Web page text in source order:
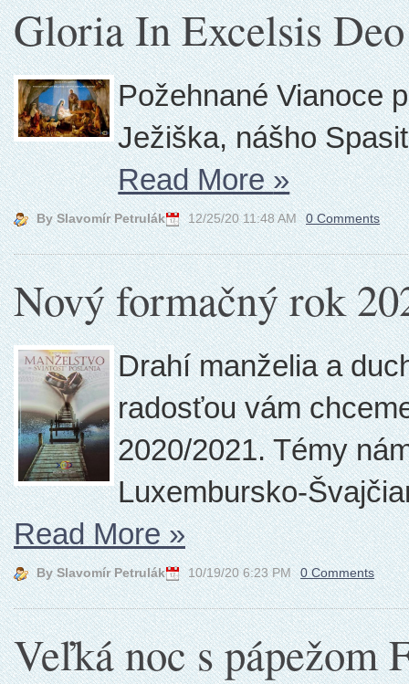
Gloria In Excelsis
Požehnané Vianoce
Ježiška, nášho
Read More»
By Slavomír Petrulák 12/25/20 11:48 AM 0 Comments
Nový formačný rok
Drahí manželia a
radosťou vám
2020/2021. Témy
Luxembursko-
Read More»
By Slavomír Petrulák 10/19/20 6:23 PM 0 Comments
Veľká noc s pápežom